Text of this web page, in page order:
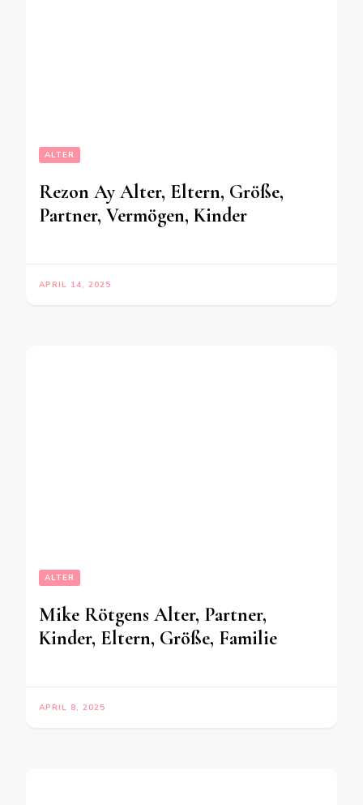
ALTER
Rezon Ay Alter, Eltern, Größe,
Partner, Vermögen, Kinder
APRIL 14, 2025
ALTER
Mike Rötgens Alter, Partner,
Kinder, Eltern, Größe, Familie
APRIL 8, 2025